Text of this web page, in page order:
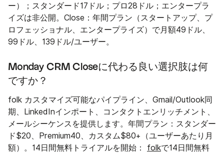
ー）；スタンダード17ドル；プロ28ドル；エンタープラ
イズは非公開。Close：年間プラン（スタートアップ、プ
ロフェッショナル、エンタープライズ）で月額49ドル、
99ドル、139ドル/ユーザー。
Monday CRM Closeに代わる良い選択肢は何
ですか？
folk カスタマイズ可能なパイプライン、Gmail/Outlook同
期、LinkedInインポート、コンタクトエンリッチメント、
メールシーケンスを提供します。年間プラン：スタンダー
ド$20、Premium40、カスタム$80+（ユーザーあたり月
額）。14日間無料トライアルを開始： folkで14日間無料